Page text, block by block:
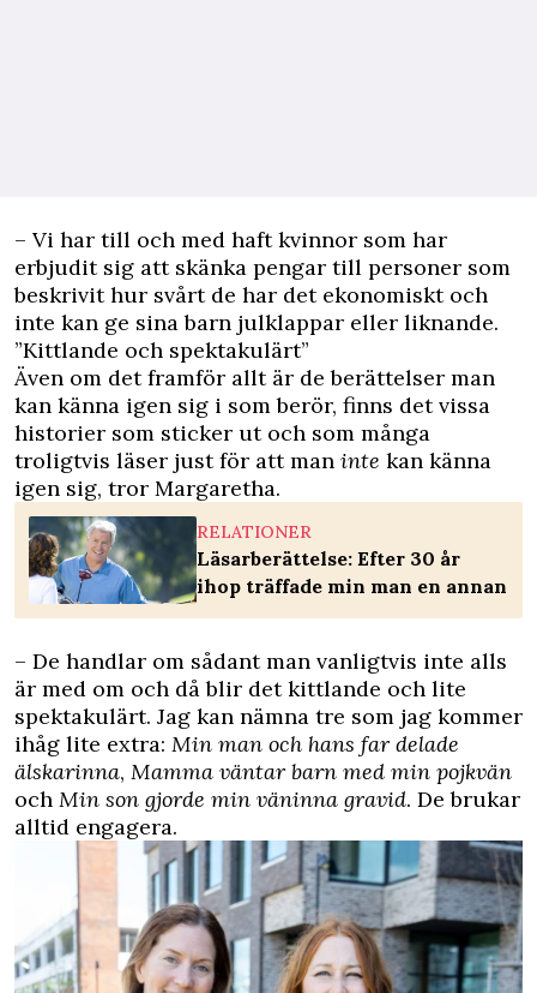
– Vi har till och med haft kvinnor som har
erbjudit sig att skänka pengar till personer som
beskrivit hur svårt de har det ekonomiskt och
inte kan ge sina barn julklappar eller liknande.
”Kittlande och spektakulärt”
Även om det framför allt är de berättelser man
kan känna igen sig i som berör, finns det vissa
historier som sticker ut och som många
troligtvis läser just för att man inte kan känna
igen sig, tror Margaretha.
RELATIONER
Läsarberättelse: Efter 30 år
ihop träffade min man en annan
– De handlar om sådant man vanligtvis inte alls
är med om och då blir det kittlande och lite
spektakulärt. Jag kan nämna tre som jag kommer
ihåg lite extra: Min man och hans far delade
älskarinna, Mamma väntar barn med min pojkvän
och Min son gjorde min väninna gravid. De brukar
alltid engagera.